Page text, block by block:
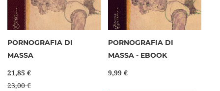
PORNOGRAFIA DI
MASSA
21,85 €
23,00 €
PORNOGRAFIA DI
MASSA - EBOOK
9,99 €